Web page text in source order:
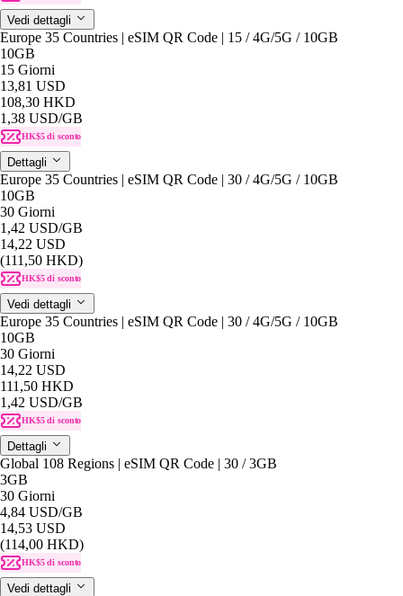
Vedi dettagli
Europe 35 Countries | eSIM QR Code | 15 / 4G/5G / 10GB
10GB
15 Giorni
13,81 USD
108,30 HKD
1,38 USD/GB
HK$5 di sconto
Dettagli
Europe 35 Countries | eSIM QR Code | 30 / 4G/5G / 10GB
10GB
30 Giorni
1,42 USD/GB
14,22 USD
(111,50 HKD)
HK$5 di sconto
Vedi dettagli
Europe 35 Countries | eSIM QR Code | 30 / 4G/5G / 10GB
10GB
30 Giorni
14,22 USD
111,50 HKD
1,42 USD/GB
HK$5 di sconto
Dettagli
Global 108 Regions | eSIM QR Code | 30 / 3GB
3GB
30 Giorni
4,84 USD/GB
14,53 USD
(114,00 HKD)
HK$5 di sconto
Vedi dettagli